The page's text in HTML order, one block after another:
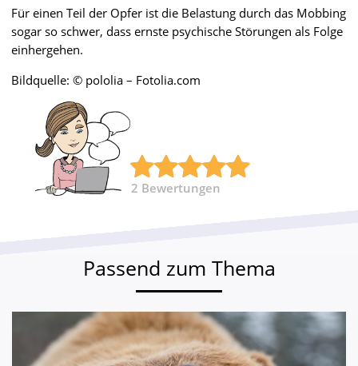
Für einen Teil der Opfer ist die Belastung durch das Mobbing
sogar so schwer, dass ernste psychische Störungen als Folge
einhergehen.
Bildquelle: © pololia – Fotolia.com
2 Bewertungen
Passend zum Thema